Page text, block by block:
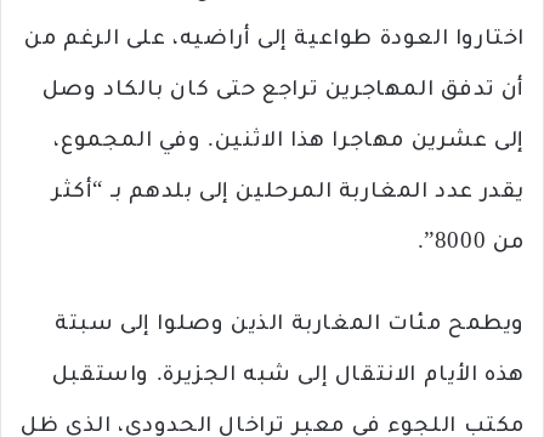
اختاروا العودة طواعية إلى أراضيه، على الرغم من
أن تدفق المهاجرين تراجع حتى كان بالكاد وصل
إلى عشرين مهاجرا هذا الاثنين. وفي المجموع،
يقدر عدد المغاربة المرحلين إلى بلدهم بـ “أكثر
من 8000”.
ويطمح مئات المغاربة الذين وصلوا إلى سبتة
هذه الأيام الانتقال إلى شبه الجزيرة. واستقبل
مكتب اللجوء في معبر تراخال الحدودي، الذي ظل